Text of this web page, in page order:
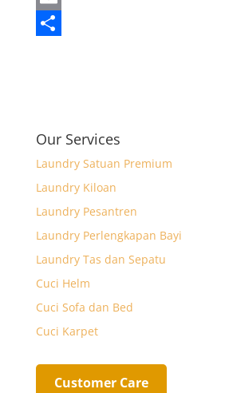
eaw
E
Our Services
Laundry Satuan Premium
Laundry Kiloan
Laundry Pesantren
Laundry Perlengkapan Bayi
Laundry Tas dan Sepatu
Cuci Helm
Cuci Sofa dan Bed
Cuci Karpet
Customer Care